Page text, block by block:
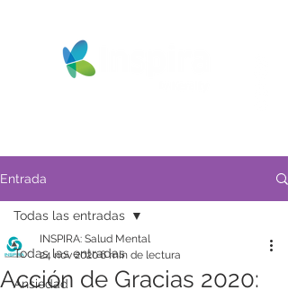
Entrada
Todas las entradas
Ansiedad
Todas las entradas
Acción de Gracias 2020:
INSPIRA: Salud Mental
24 nov 20206 min de lectura